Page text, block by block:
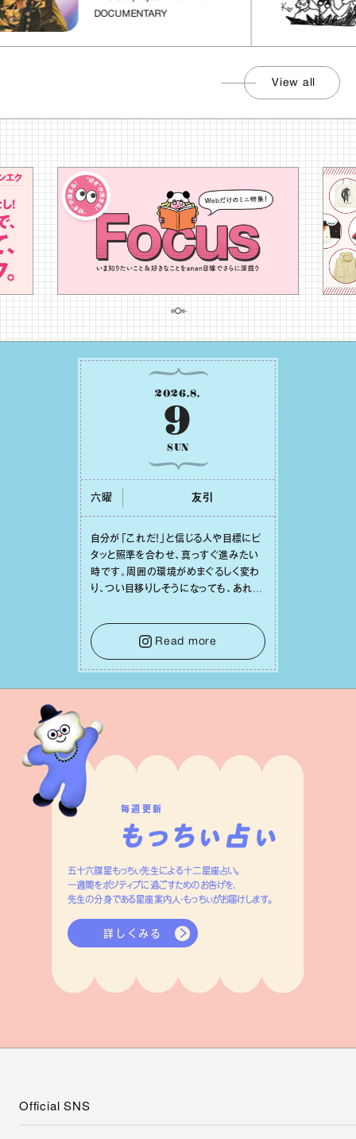
DOCUMENTARY
View all
2026.8.
9
SUN
六曜 友引
⾃分が「これだ！」と信じる⼈や⽬標にピ
タッと照準を合わせ、真っすぐ進みたい
時です。周囲の環境がめまぐるしく変わ
り、つい⽬移りしそうになっても、あれこ
をそっと⼿放し、⽬の前のことに集中しま
しょう。そのブレない決意が、あなたにと
って有意義で安定した成果を引き寄せま
す。
Read more
毎週更新
五十六謀星もっちぃ先生による十二星座占い。
一週間をポジティブに過ごすためのお告げを、
先生の分身である星座案内人・もっちぃがお届けします。
詳しくみる
Official SNS